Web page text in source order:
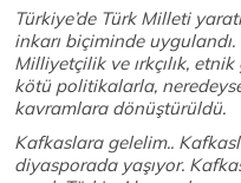
Türkiye’de Türk Milleti
inkarı biçiminde uygulandı.
Milliyetçilik ve ırkçılık,
kötü politikalarla,
kavramlara dönüştürüldü.
Kafkaslara gelelim..
diyasporada yaşıyor.